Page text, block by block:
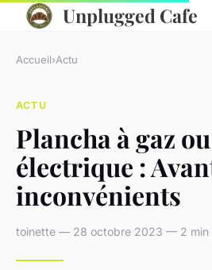
Unplugged Cafe
Accueil›Actu
ACTU
Plancha à gaz
électrique :
inconvénients
toinette — 28 octobre 2023 — 2 min